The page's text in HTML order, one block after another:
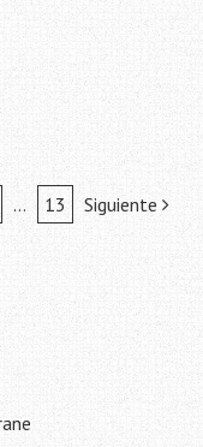
… 13 Siguiente